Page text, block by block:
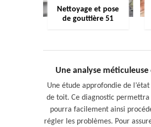
Nettoyage et pose
de gouttière 51
Une analyse
Une étude approfondie de
de toit. Ce diagnostic permettra
pourra facilement ainsi
régler les problèmes. Pour